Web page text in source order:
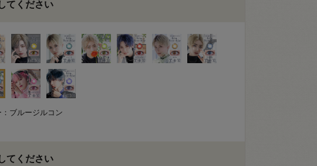
てください
ブルージルコン
てください